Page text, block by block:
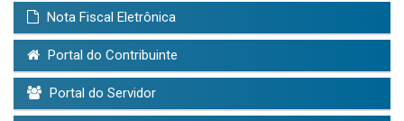
Nota Fiscal Eletrônica
Portal do Contribuinte
Portal do Servidor